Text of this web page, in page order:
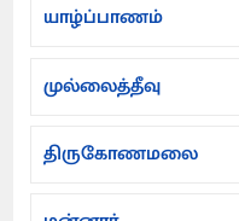
யாழ்ப்பாணம்
முல்லைத்தீவு
திருகோணமலை